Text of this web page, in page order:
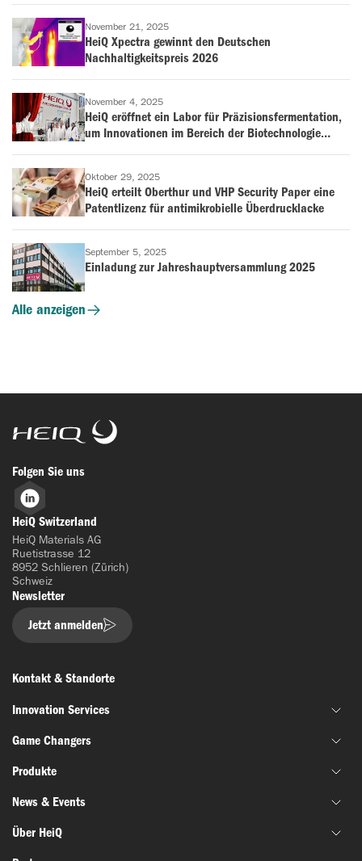
November 21, 2025
HeiQ Xpectra gewinnt den Deutschen
Nachhaltigkeitspreis 2026
November 4, 2025
HeiQ eröffnet ein Labor für Präzisionsfermentation,
um Innovationen im Bereich der Biotechnologie
Oktober 29, 2025
HeiQ erteilt Oberthur und VHP Security Paper eine
Patentlizenz für antimikrobielle Überdrucklacke
September 5, 2025
Einladung zur Jahreshauptversammlung 2025
Alle anzeigen
HeiQ
Folgen Sie uns
LinkedIn
HeiQ Switzerland
HeiQ Materials AG
Ruetistrasse 12
8952 Schlieren (Zürich)
Schweiz
Newsletter
Jetzt anmelden
Kontakt & Standorte
Innovation Services
Gemeinsame Materialentwicklung
Finanzierung & Zuschussunterstützung
Innovationsnetzwerke
Materialprüfung
Game Changers
HeiQ IoniX
HeiQ GrapheneX
HeiQ Xpectra
Produkte
Biotechnologie
Batterien & Elektronik
News & Events
News
Über HeiQ